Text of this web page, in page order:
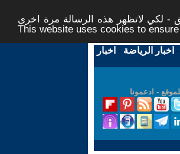
- لكي لاتظهر هذه الرسالة مرة اخرى -
This website uses cookies to
- اخبار الرياضة - اخبار
- ادعمونا